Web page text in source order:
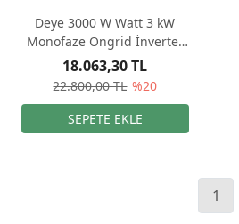
Deye 3000 W Watt 3 kW
Monofaze Ongrid İnverter
İnvertör
22.800,00 TL %20
18.063,30 TL
1